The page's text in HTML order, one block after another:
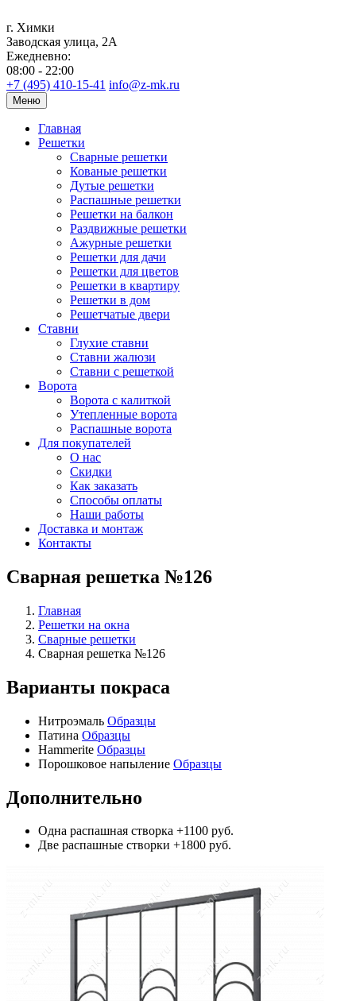
г. Химки
Заводская улица, 2А
Ежедневно:
08:00 - 22:00
+7 (495) 410-15-41 info@z-mk.ru
Меню
Главная
Решетки
Сварные решетки
Кованые решетки
Дутые решетки
Распашные решетки
Решетки на балкон
Раздвижные решетки
Ажурные решетки
Решетки для дачи
Решетки для цветов
Решетки в квартиру
Решетки в дом
Решетчатые двери
Ставни
Глухие ставни
Ставни жалюзи
Ставни с решеткой
Ворота
Ворота с калиткой
Утепленные ворота
Распашные ворота
Для покупателей
О нас
Скидки
Как заказать
Способы оплаты
Наши работы
Доставка и монтаж
Контакты
Сварная решетка №126
Главная
Решетки на окна
Сварные решетки
Сварная решетка №126
Варианты покраса
Нитроэмаль Образцы
Патина Образцы
Hammerite Образцы
Порошковое напыление Образцы
Дополнительно
Одна распашная створка +1100 руб.
Две распашные створки +1800 руб.